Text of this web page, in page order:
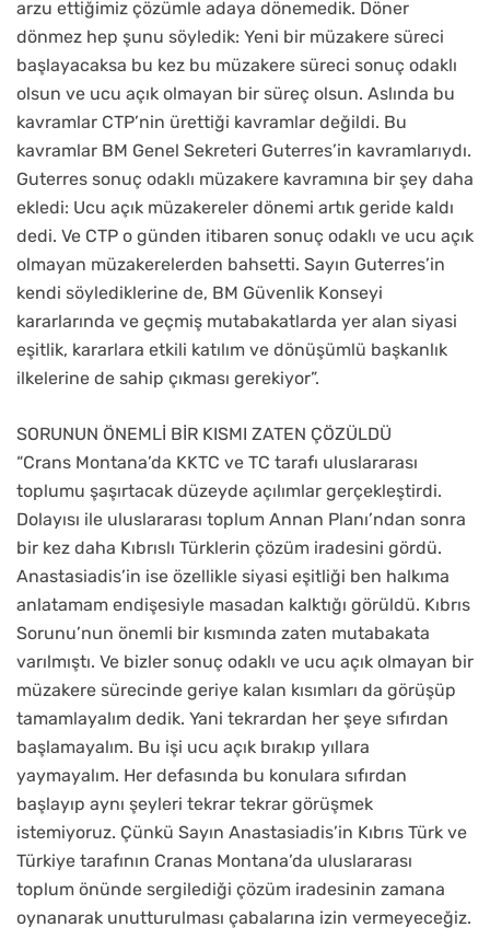
arzu ettiğimiz çözümle adaya dönemedik. Döner
dönmez hep şunu söyledik: Yeni bir müzakere süreci
başlayacaksa bu kez bu müzakere süreci sonuç odaklı
olsun ve ucu açık olmayan bir süreç olsun. Aslında bu
kavramlar CTP’nin ürettiği kavramlar değildi. Bu
kavramlar BM Genel Sekreteri Guterres’in kavramlarıydı.
Guterres sonuç odaklı müzakere kavramına bir şey daha
ekledi: Ucu açık müzakereler dönemi artık geride kaldı
dedi. Ve CTP o günden itibaren sonuç odaklı ve ucu açık
olmayan müzakerelerden bahsetti. Sayın Guterres’in
kendi söylediklerine de, BM Güvenlik Konseyi
kararlarında ve geçmiş mutabakatlarda yer alan siyasi
eşitlik, kararlara etkili katılım ve dönüşümlü başkanlık
ilkelerine de sahip çıkması gerekiyor”.
SORUNUN ÖNEMLİ BİR KISMI ZATEN ÇÖZÜLDÜ
“Crans Montana’da KKTC ve TC tarafı uluslararası
toplumu şaşırtacak düzeyde açılımlar gerçekleştirdi.
Dolayısı ile uluslararası toplum Annan Planı’ndan sonra
bir kez daha Kıbrıslı Türklerin çözüm iradesini gördü.
Anastasiadis’in ise özellikle siyasi eşitliği ben halkıma
anlatamam endişesiyle masadan kalktığı görüldü. Kıbrıs
Sorunu’nun önemli bir kısmında zaten mutabakata
varılmıştı. Ve bizler sonuç odaklı ve ucu açık olmayan bir
müzakere sürecinde geriye kalan kısımları da görüşüp
tamamlayalım dedik. Yani tekrardan her şeye sıfırdan
başlamayalım. Bu işi ucu açık bırakıp yıllara
yaymayalım. Her defasında bu konulara sıfırdan
başlayıp aynı şeyleri tekrar tekrar görüşmek
istemiyoruz. Çünkü Sayın Anastasiadis’in Kıbrıs Türk ve
Türkiye tarafının Cranas Montana’da uluslararası
toplum önünde sergilediği çözüm iradesinin zamana
oynanarak unutturulması çabalarına izin vermeyeceğiz.